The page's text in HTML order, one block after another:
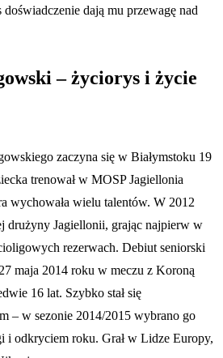
doświadczenie dają mu przewagę nad
– życiorys i życie
zaczyna się w Białymstoku 19
trenował w MOSP Jagiellonia
wychowała wielu talentów. W 2012
drużyny Jagiellonii, grając najpierw w
rezerwach. Debiut seniorski
maja 2014 roku w meczu z Koroną
16 lat. Szybko stał się
– w sezonie 2014/2015 wybrano go
i odkryciem roku. Grał w Lidze Europy,